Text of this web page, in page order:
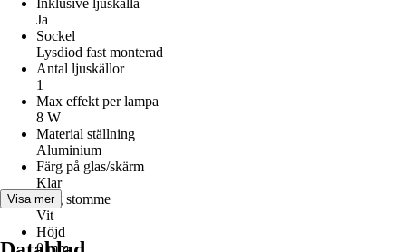
Inklusive ljuskälla
Ja
Sockel
Lysdiod fast monterad
Antal ljuskällor
1
Max effekt per lampa
8 W
Material ställning
Aluminium
Färg på glas/skärm
Klar
Färg stomme
Vit
Höjd
0 mm
Visa mer